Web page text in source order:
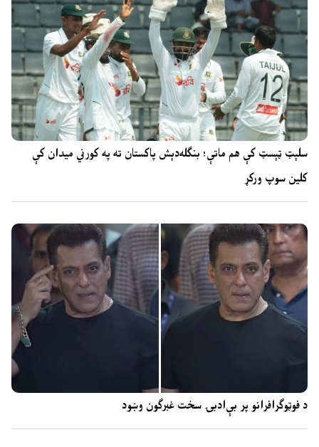
سلېټ ټېسټ کې هم ماتې؛ بنګله‌دېش پاکستان ته په کورني میدان کې
کلین سوپ ورکړ
د فوټوګرافرانو پر بې‌ادبۍ سخت غبرګون وښود